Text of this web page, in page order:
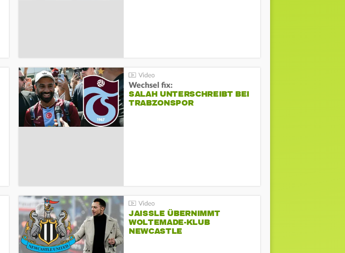
Wechsel fix:
SALAH UNTERSCHREIBT BEI
TRABZONSPOR
JAISSLE ÜBERNIMMT
WOLTEMADE-KLUB
NEWCASTLE